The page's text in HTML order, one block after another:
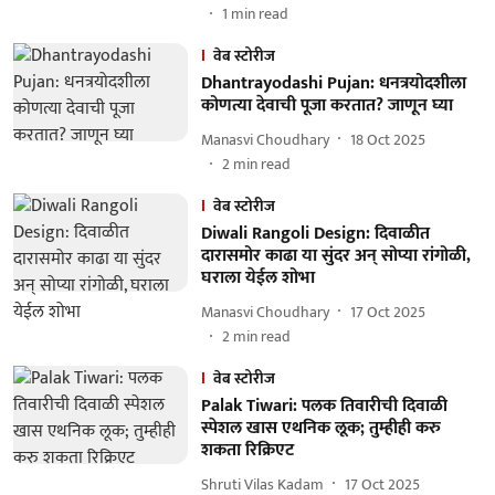
1 min read
वेब स्टोरीज
Dhantrayodashi Pujan: धनत्रयोदशीला
कोणत्या देवाची पूजा करतात? जाणून घ्या
Manasvi Choudhary
18 Oct 2025
2min read
वेब स्टोरीज
Diwali Rangoli Design: दिवाळीत
दारासमोर काढा या सुंदर अन् सोप्या रांगोळी,
घराला येईल शोभा
Manasvi Choudhary
17 Oct 2025
2min read
वेब स्टोरीज
Palak Tiwari: पलक तिवारीची दिवाळी
स्पेशल खास एथनिक लूक; तुम्हीही करु
शकता रिक्रिएट
Shruti Vilas Kadam 17 Oct 2025